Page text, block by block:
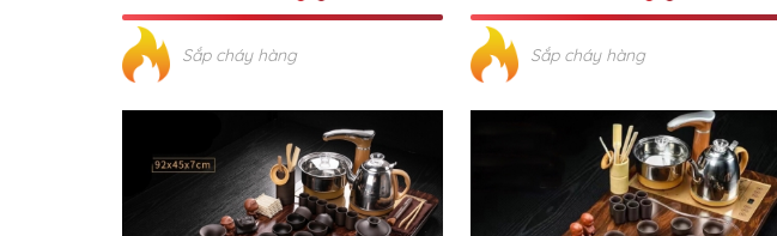
Sắp cháy hàng Sắp cháy hàng